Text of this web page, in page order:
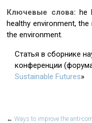
Ключевые слова: he
healthy environment,
the environment.
Статья в сборнике
конференции
Sustainable Futures»
← Ways to improve the anti-